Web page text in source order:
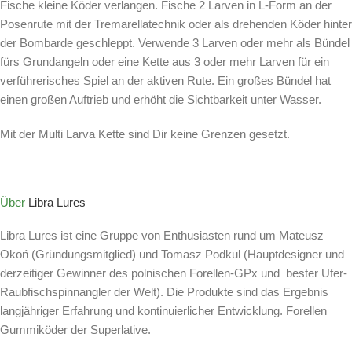
Fische kleine Köder verlangen. Fische 2 Larven in L-Form an der
Posenrute mit der Tremarellatechnik oder als drehenden Köder hinter
der Bombarde geschleppt. Verwende 3 Larven oder mehr als Bündel
fürs Grundangeln oder eine Kette aus 3 oder mehr Larven für ein
verführerisches Spiel an der aktiven Rute. Ein großes Bündel hat
einen großen Auftrieb und erhöht die Sichtbarkeit unter Wasser.
Mit der Multi Larva Kette sind Dir keine Grenzen gesetzt.
Über Libra Lures
Libra Lures ist eine Gruppe von Enthusiasten rund um Mateusz
Okoń (Gründungsmitglied) und Tomasz Podkul (Hauptdesigner und
derzeitiger Gewinner des polnischen Forellen-GPx und bester Ufer-
Raubfischspinnangler der Welt). Die Produkte sind das Ergebnis
langjähriger Erfahrung und kontinuierlicher Entwicklung. Forellen
Gummiköder der Superlative.